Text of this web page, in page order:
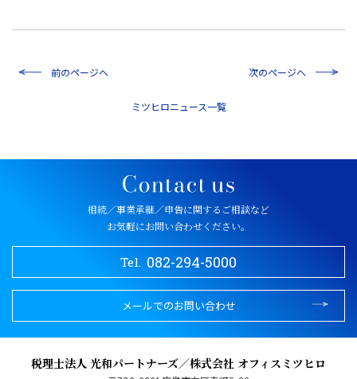
前のページへ
一覧
次のページへ
相続／事業承継／申告に関するご相談など
お気軽にお問い合わせください。
Tel. 082-294-5000
メールでのお問い合わせ
税理士法人 光和パートナーズ／株式会社 オフィスミツヒロ